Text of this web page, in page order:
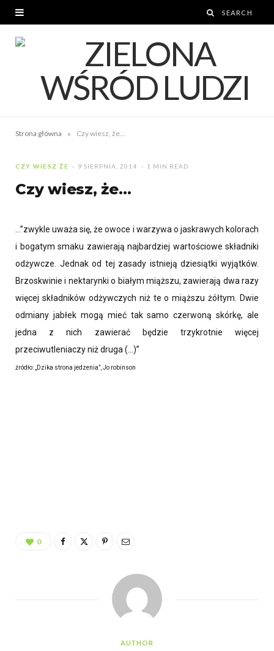
Strona główna » Czy wiesz, że…
CZY WIESZ ŻE 9 SIERPNIA, 2014 1 MIN READ
Czy wiesz, że…
…”zwykle uważa się, że owoce i warzywa o jaskrawych kolorach
i bogatym smaku zawierają najbardziej wartościowe składniki
odżywcze. Jednak od tej zasady istnieją dziesiątki wyjątków.
Brzoskwinie i nektarynki o białym miąższu, zawierają dwa razy
więcej składników odżywczych niż te o miąższu żółtym. Dwie
odmiany jabłek mogą mieć tak samo czerwoną skórkę, ale
jedna z nich zawierać będzie trzykrotnie więcej
przeciwutleniaczy niż druga (…)”
źródło: „Dzika strona jedzenia”, Jo robinson
0
AUTHOR